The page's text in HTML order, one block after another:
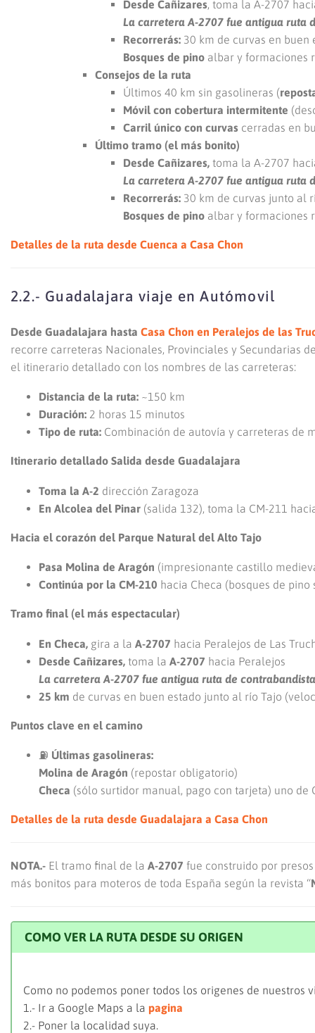
Desde Cañizares , toma la A-2707
La carretera A-2707 fue antigua ruta
Recorrerás: 30 km de curvas en buen
Bosques de pino albar y formaciones
Consejos de la ruta
Últimos 40 km sin gasolineras (
Móvil con cobertura intermitente
Carril único con curvas cerradas en
Último tramo (el más bonito)
Desde Cañizares, toma la A-2707
La carretera A-2707 fue antigua ruta
Recorrerás: 30 km de curvas junto al
Bosques de pino albar y formaciones
Detalles de la ruta desde Cuenca a Casa Chon
2.2.- Guadalajara viaje en Autómovil
Desde Guadalajara hasta Casa Chon en Peralejos de las
recorre carreteras Nacionales, Provinciales y Secundarias
el itinerario detallado con los nombres de las carreteras:
Distancia de la ruta: ~150 km
Duración: 2 horas 15 minutos
Tipo de ruta: Combinación de autovía y carreteras de
Itinerario detallado Salida desde Guadalajara
Toma la A-2 dirección Zaragoza
En Alcolea del Pinar (salida 132), toma la CM-211
Hacia el corazón del Parque Natural del Alto Tajo
Pasa Molina de Aragón (impresionante castillo
Continúa por la CM-210 hacia Checa (bosques de pino
Tramo final (el más espectacular)
En Checa, gira a la A-2707 hacia Peralejos de Las
Desde Cañizares, toma la A-2707 hacia Peralejos
La carretera A-2707 fue antigua ruta de
25 km de curvas en buen estado junto al río Tajo
Puntos clave en el camino
⛽ Últimas gasolineras:
Molina de Aragón (repostar obligatorio)
Checa (sólo surtidor manual, pago con tarjeta) uno de
Detalles de la ruta desde Guadalajara a Casa Chon
NOTA.- El tramo final de la A-2707 fue construido por
más bonitos para moteros de toda España según la revista “
COMO VER LA RUTA DESDE SU ORIGEN
Como no podemos poner todos los origenes de nuestros
1.- Ir a Google Maps a la pagina
2.- Poner la localidad suya.